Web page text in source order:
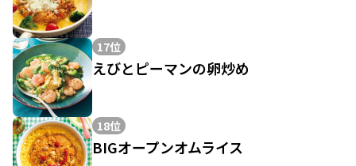
17位
えびとピーマンの卵炒め
18位
BIGオープンオムライス